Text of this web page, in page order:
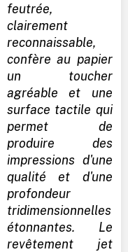
feutrée,
clairement
reconnaissable,
confère au papier
un toucher
agréable et une
surface tactile qui
permet de
produire des
impressions d'une
qualité et d'une
profondeur
tridimensionnelles
étonnantes. Le
revêtement jet